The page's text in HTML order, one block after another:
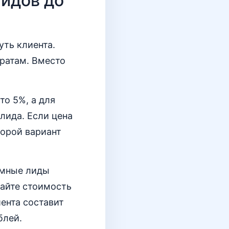
клиента.
Вместо
5%, а для
Если цена
вариант
лиды
стоимость
составит